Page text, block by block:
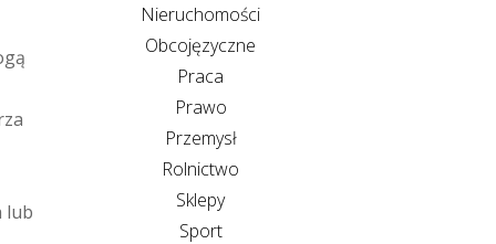
lub
Nieruchomości
Obcojęzyczne
Praca
Prawo
Przemysł
Rolnictwo
Sklepy
Sport